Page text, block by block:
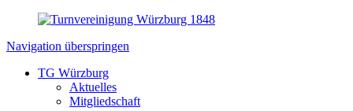
Navigation überspringen
TG Würzburg
Aktuelles
Mitgliedschaft